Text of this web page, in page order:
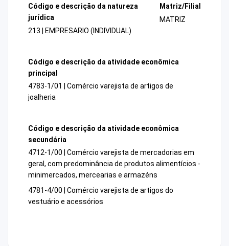
Código e descrição da natureza
jurídica
213 | EMPRESARIO (INDIVIDUAL)
Matriz/Filial
MATRIZ
Código e descrição da atividade econômica
principal
4783-1/01 | Comércio varejista de artigos de
joalheria
Código e descrição da atividade econômica
secundária
4712-1/00 | Comércio varejista de mercadorias em
geral, com predominância de produtos alimentícios -
minimercados, mercearias e armazéns
4781-4/00 | Comércio varejista de artigos do
vestuário e acessórios